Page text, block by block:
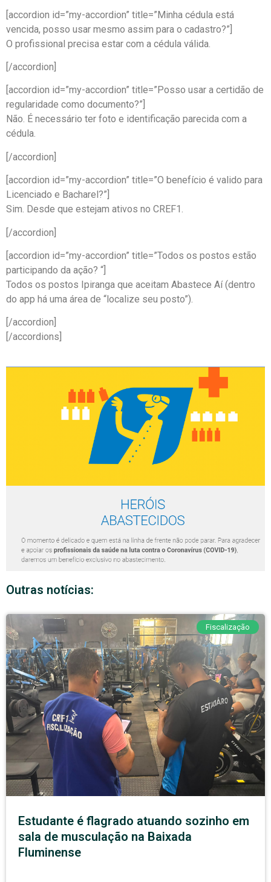
[accordion id=”my-accordion” title=”Minha cédula está
vencida, posso usar mesmo assim para o cadastro?”]
O profissional precisa estar com a cédula válida.
[/accordion]
[accordion id=”my-accordion” title=”Posso usar a certidão de
regularidade como documento?”]
Não. É necessário ter foto e identificação parecida com a
cédula.
[/accordion]
[accordion id=”my-accordion” title=”O benefício é valido para
Licenciado e Bacharel?”]
Sim. Desde que estejam ativos no CREF1.
[/accordion]
[accordion id=”my-accordion” title=”Todos os postos estão
participando da ação? “]
Todos os postos Ipiranga que aceitam Abastece Aí (dentro
do app há uma área de “localize seu posto”).
[/accordion]
[/accordions]
Outras notícias:
Fiscalização
Estudante é flagrado atuando sozinho em
sala de musculação na Baixada
Fluminense